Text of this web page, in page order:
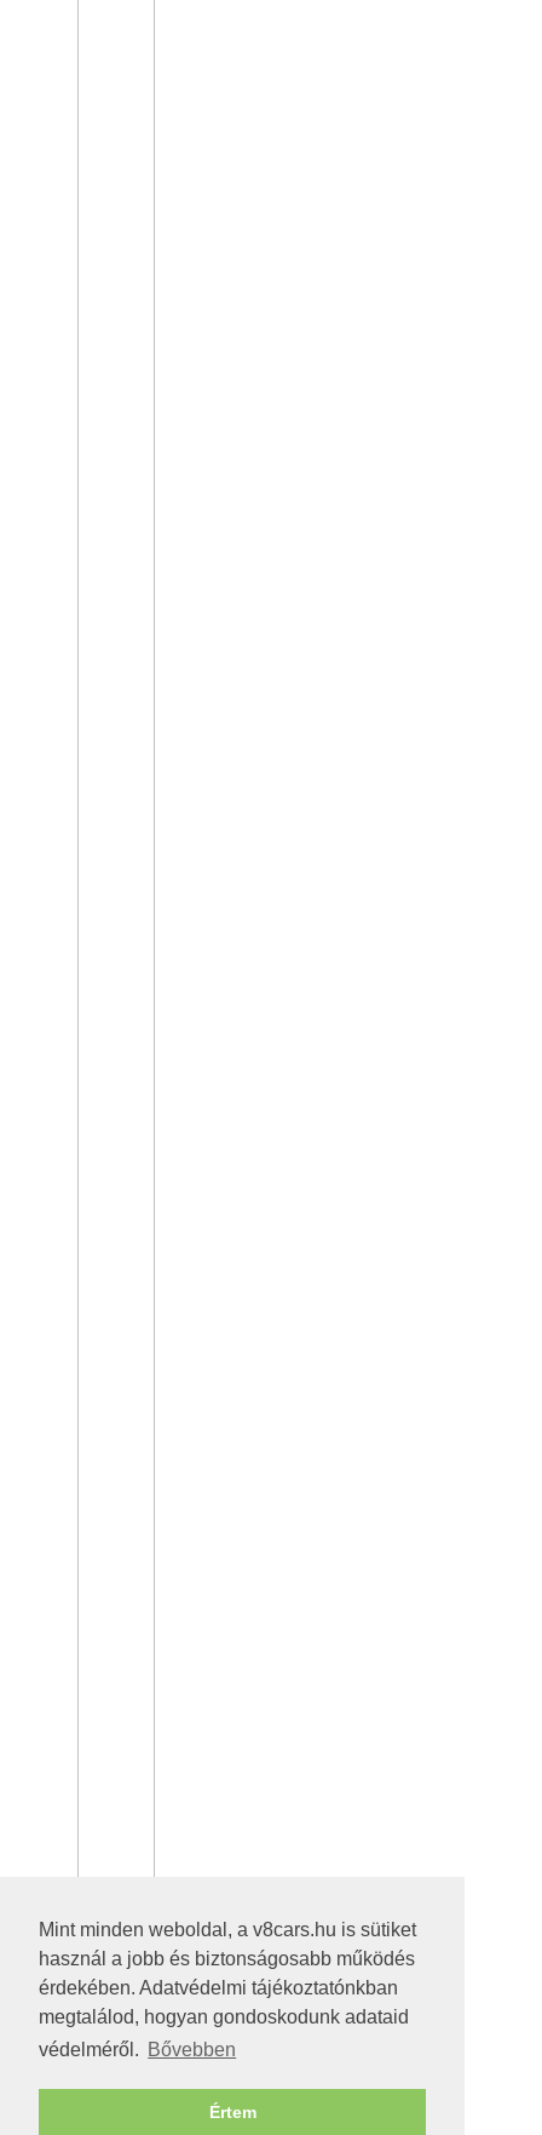
Mint minden weboldal, a v8cars.hu is sütiket
használ a jobb és biztonságosabb működés
érdekében. Adatvédelmi tájékoztatónkban
megtalálod, hogyan gondoskodunk adataid
védelméről. Bővebben
Értem